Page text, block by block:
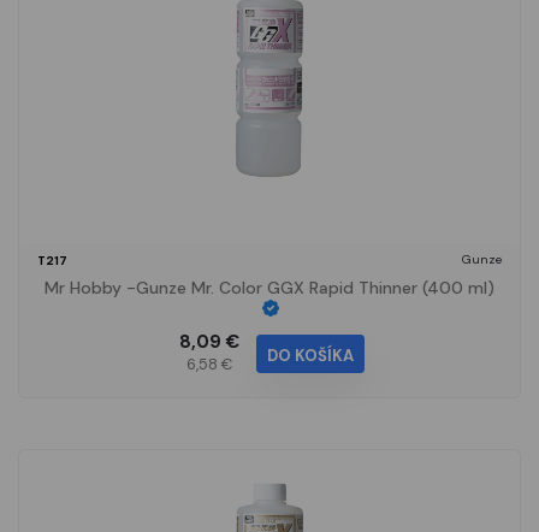
T217 Gunze
Mr Hobby -Gunze Mr. Color GGX Rapid Thinner (400 ml)
8,09 €
6,58 € DO KOŠÍKA